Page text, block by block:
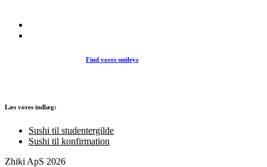
Find vores smileys
Læs vores indlæg:
Sushi til studentergilde
Sushi til konfirmation
Zhiki ApS 2026